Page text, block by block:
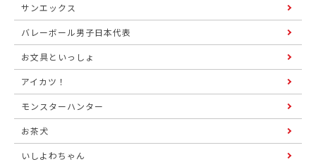
サンエックス
バレーボール男子日本代表
お文具といっしょ
アイカツ！
モンスターハンター
お茶犬
いしよわちゃん